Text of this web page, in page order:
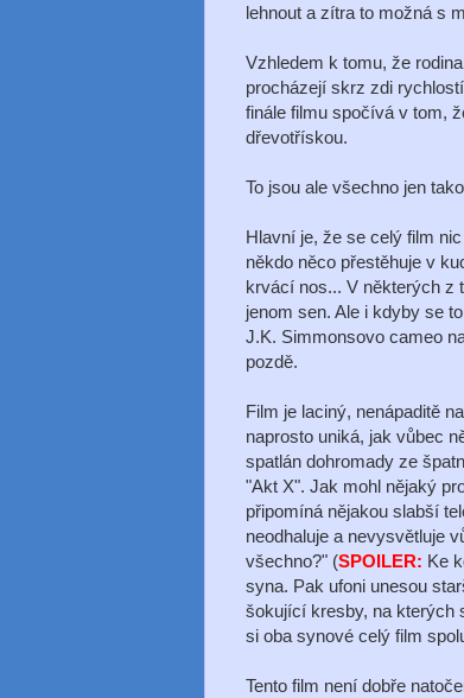
lehnout a zítra to možná s
Vzhledem k tomu, že
procházejí skrz zdi
finále filmu spočívá v tom,
dřevotřískou.
To jsou ale všechno jen
Hlavní je, že se celý film
někdo něco přestěhuje v
krvácí nos... V některých z
jenom sen. Ale i kdyby se
J.K. Simmonsovo cameo
pozdě.
Film je laciný, nenápaditě
naprosto uniká, jak vůbec
spatlán dohromady ze
"Akt X". Jak mohl nějaký
připomíná nějakou slabší
neodhaluje a nevysvětluje
všechno?" (SPOILER: Ke
syna. Pak ufoni unesou
šokující kresby, na kterých
si oba synové celý film
Tento film není dobře